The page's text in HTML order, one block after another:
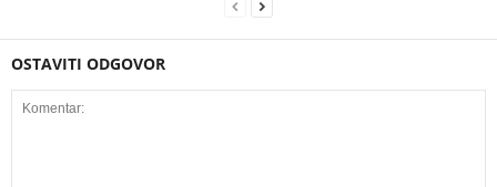
OSTAVITI ODGOVOR